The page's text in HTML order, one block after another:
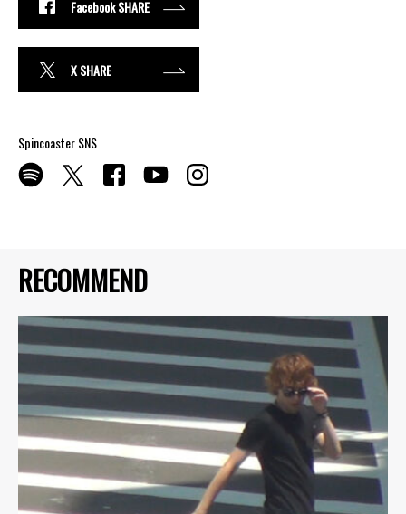
RECOMMEND
Facebook SHARE
X SHARE
Spincoaster SNS